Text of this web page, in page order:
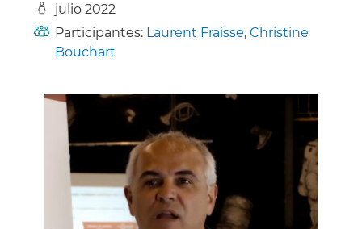
julio 2022
Participantes: Laurent Fraisse, Christine
Bouchart